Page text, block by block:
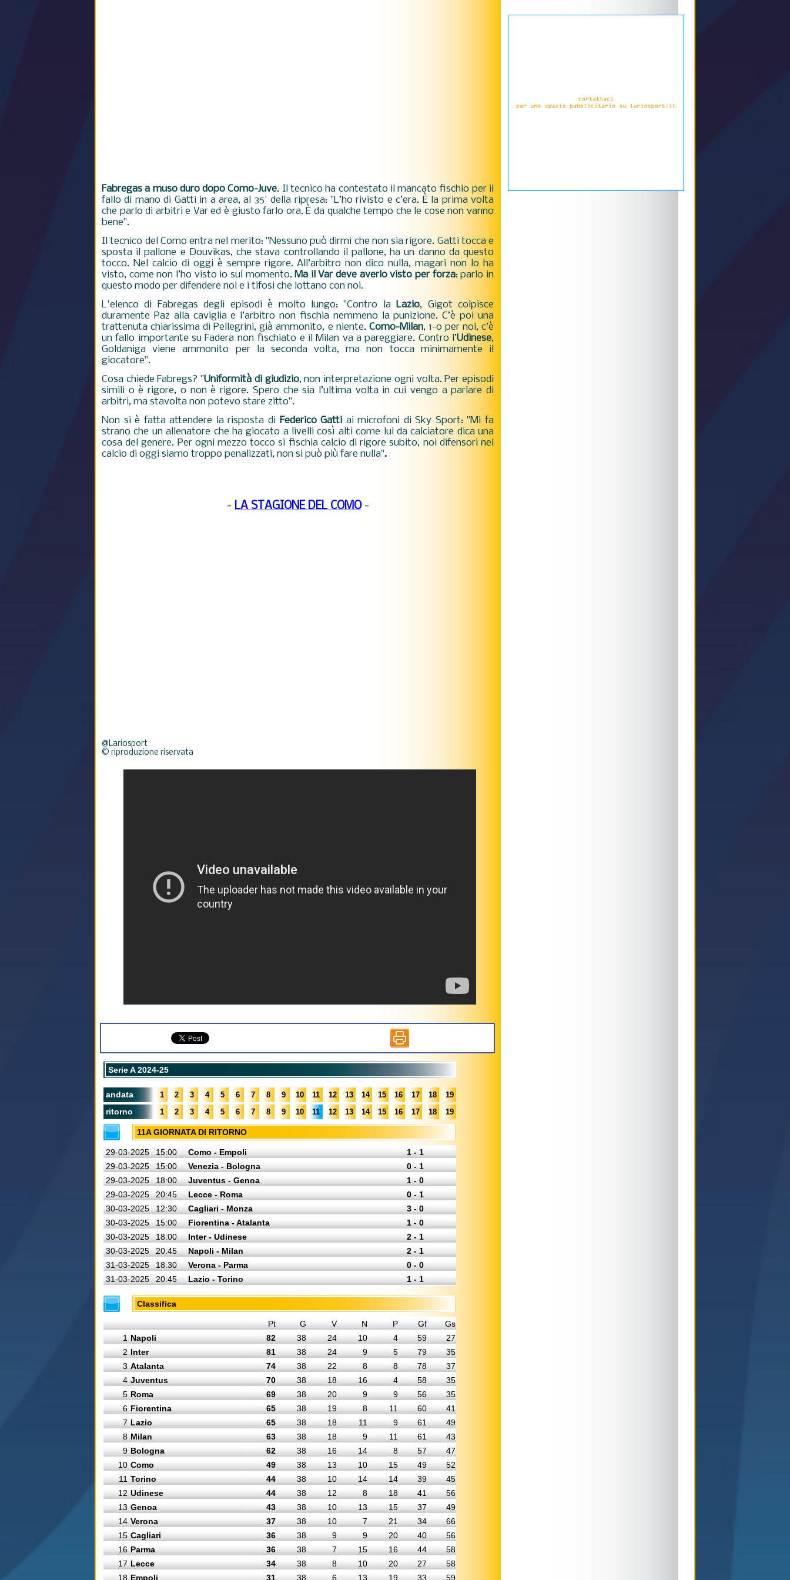
Fabregas a muso duro dopo Como-Juve. Il tecnico ha contestato il mancato fischio per il
fallo di mano di Gatti in a area, al 35' della ripresa: "L’ho rivisto e c’era. È la prima volta
che parlo di arbitri e Var ed è giusto farlo ora. È da qualche tempo che le cose non vanno
bene".
Il tecnico del Como entra nel merito: "Nessuno può dirmi che non sia rigore. Gatti tocca e
sposta il pallone e Douvikas, che stava controllando il pallone, ha un danno da questo
tocco. Nel calcio di oggi è sempre rigore. All’arbitro non dico nulla, magari non lo ha
visto, come non l’ho visto io sul momento.Ma il Var deve averlo visto per forza: parlo in
questo modo per difendere noi e i tifosi che lottano con noi.
L'elenco di Fabregas degli episodi è molto lungo: "Contro laLazio, Gigot colpisce
duramente Paz alla caviglia e l’arbitro non fischia nemmeno la punizione. C’è poi una
trattenuta chiarissima di Pellegrini, già ammonito, e niente. Como-Milan, 1-0 per noi, c’è
un fallo importante su Fadera non fischiato e il Milan va a pareggiare. Contro l’Udinese,
Goldaniga viene ammonito per la seconda volta, ma non tocca minimamente il
giocatore".
Cosa chiede Fabregs? "Uniformità di giudizio, non interpretazione ogni volta. Per episodi
simili o è rigore, o non è rigore. Spero che sia l’ultima volta in cui vengo a parlare di
arbitri, ma stavolta non potevo stare zitto".
Non si è fatta attendere la risposta di Federico Gatti ai microfoni di Sky Sport: "Mi fa
strano che un allenatore che ha giocato a livelli così alti come lui da calciatore dica una
cosa del genere. Per ogni mezzo tocco si fischia calcio di rigore subito, noi difensori nel
calcio di oggi siamo troppo penalizzati, non si può più fare nulla".
- LA STAGIONE DEL COMO-
@Lariosport
© riproduzione riservata
Serie A 2024-25
andata 1 2 3 4 5 6 7 8 9 10 11 12 13 14 15 16 17 18 19
ritorno 1 2 3 4 5 6 7 8 9 10 11 12 13 14 15 16 17 18 19
11A GIORNATA DI RITORNO
29-03-2025 15:00 Como - Empoli
1 - 1
29-03-2025
15:00 Venezia - Bologna
0 - 1
29-03-2025
18:00 Juventus - Genoa
1 - 0
29-03-2025
20:45 Lecce - Roma
0 - 1
30-03-2025
12:30 Cagliari - Monza
3 - 0
30-03-2025
15:00 Fiorentina - Atalanta
1 - 0
30-03-2025
18:00 Inter - Udinese
2 - 1
30-03-2025
20:45 Napoli - Milan
2 - 1
31-03-2025
18:30 Verona - Parma
0 - 0
31-03-2025
20:45 Lazio - Torino 1 - 1
Classifica
Pt G V N P Gf
Gs
1 Napoli 82 38 24 10 4 59
27
2 Inter 81 38 24 9 5 79
35
3 Atalanta 74 38 22 8 8 78
37
4 Juventus 70 38 18 16 4 58
35
5 Roma 69 38 20 9 9 56
35
6 Fiorentina 65 38 19 8 11 60
41
7 Lazio 65 38 18 11 9 61
49
8 Milan 63 38 18 9 11 61
43
9 Bologna 62 38 16 14 8 57
47
10 Como 49 38 13 10 15 49
52
11 Torino 44 38 10 14 14 39
45
12 Udinese 44 38 12 8 18 41
56
13 Genoa 43 38 10 13 15 37
49
14 Verona 37 38 10 7 21 34
66
15 Cagliari 36 38 9 9 20 40
56
16 Parma 36 38 7 15 16 44
58
17 Lecce 34 38 8 10 20 27
58
18 Empoli 31 38 6 13 19 33 59